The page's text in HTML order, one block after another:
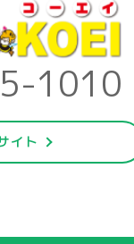
1010
イト